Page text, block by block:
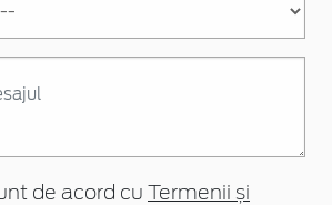
de acord cu
Termenii și